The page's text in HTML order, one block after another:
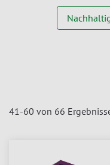
41-60 von 66